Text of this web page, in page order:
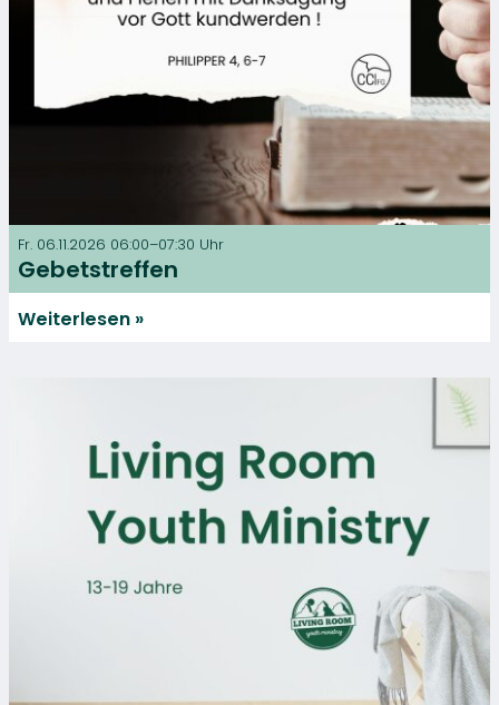
Fr. 06.11.2026 06:00–07:30 Uhr
Gebetstreffen
Weiterlesen